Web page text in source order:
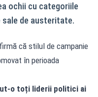
ochii cu categoriile
de austeritate.
că stilul de campanie
în perioada
o toți liderii politici ai